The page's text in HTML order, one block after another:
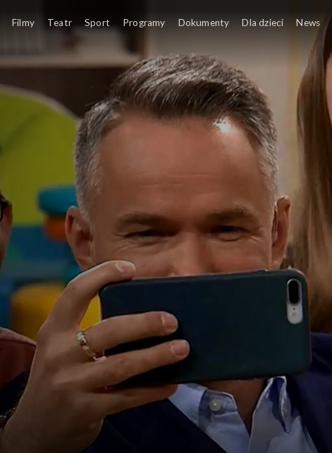
Filmy Teatr Sport Programy Dokumenty Dla dzieci News